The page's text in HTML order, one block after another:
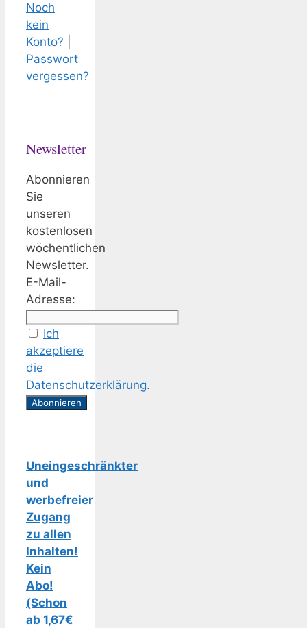
Noch
kein
Konto?
Passwort
vergessen?
Newsletter
Abonnieren
Sie
unseren
kostenlosen
wöchentlichen
Newsletter.
E-Mail-
Adresse:
Ich
akzeptiere
die
Datenschutzerklärung.
Uneingeschränkter
und
werbefreier
Zugang
zu allen
Inhalten!
Kein
Abo!
(Schon
ab 1,67€